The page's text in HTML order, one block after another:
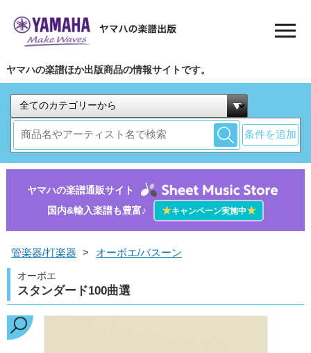
ヤマハの楽譜ほか出版商品の情報サイトです。
条件を追加
ヤマハの楽譜通販サイト
国内&輸入楽譜も豊富♪
★キャンペーン実施中★
管楽器/打楽器 > オーボエ/バスーン
オーボエ
スタンダード100曲選